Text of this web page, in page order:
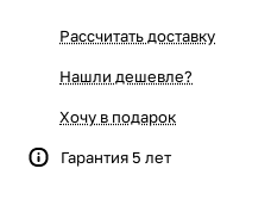
Рассчитать доставку
Нашли дешевле?
Хочу в подарок
Гарантия 5 лет